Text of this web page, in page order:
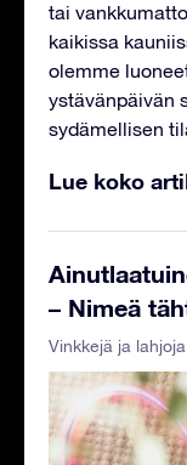
tai
kaikissa
olemme
ystävänpäivän
sydämellisen
Lue koko
– Nimeä
Vinkkejä ja lahjoja